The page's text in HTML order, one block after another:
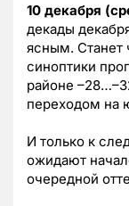
10 декабря
декады
ясным. Станет
синоптики
районе
переходом на
И только к
ожидают
очередной